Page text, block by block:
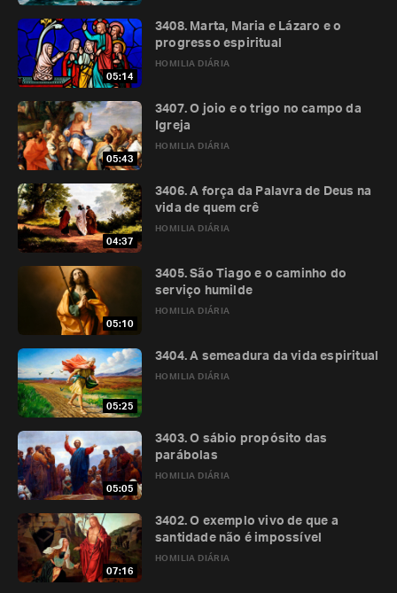
05:14
HOMILIA DIÁRIA
3408. Marta, Maria e Lázaro e o
progresso espiritual
05:43
HOMILIA DIÁRIA
3407. O joio e o trigo no campo da
Igreja
04:37
HOMILIA DIÁRIA
3406. A força da Palavra de Deus na
vida de quem crê
05:10
HOMILIA DIÁRIA
3405. São Tiago e o caminho do
serviço humilde
05:25
HOMILIA DIÁRIA
3404. A semeadura da vida espiritual
05:05
HOMILIA DIÁRIA
3403. O sábio propósito das
parábolas
07:16
HOMILIA DIÁRIA
3402. O exemplo vivo de que a
santidade não é impossível